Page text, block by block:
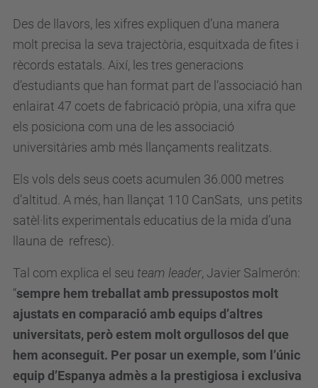
Des de llavors, les xifres expliquen d’una manera
molt precisa la seva trajectòria, esquitxada de fites i
rècords estatals. Així, les tres generacions
d’estudiants que han format part de l’associació han
enlairat 47 coets de fabricació pròpia, una xifra que
els posiciona com una de les associació
universitàries amb més llançaments realitzats.
Els vols dels seus coets acumulen 36.000 metres
d’altitud. A més, han llançat 110 CanSats, uns petits
satèl·lits experimentals educatius de la mida d’una
llauna de refresc).
Tal com explica el seu team leader, Javier Salmerón:
“sempre hem treballat amb pressupostos molt
ajustats en comparació amb equips d’altres
universitats, però estem molt orgullosos del que
hem aconseguit. Per posar un exemple, som l’únic
equip d’Espanya admès a la prestigiosa i exclusiva